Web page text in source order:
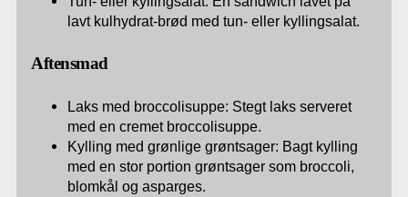
lavt kulhydrat-brød med tun- eller kyllingsalat.
Aftensmad
Laks med broccolisuppe: Stegt laks serveret
med en cremet broccolisuppe.
Kylling med grønlige grøntsager: Bagt kylling
med en stor portion grøntsager som broccoli,
blomkål og asparges.